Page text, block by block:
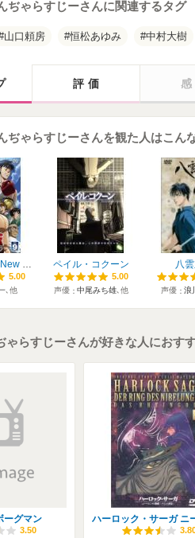
ぢゃらすじーさんに関連するタグ
山口頼房 恒松あゆみ 中村大樹
評価
ぢゃらすじーさんを観た人はこん
はじめの一歩 New Challenger
5.00
5.00
､他
ペイル・コクーン
5.00
5.00
声優 中尾みち雄､他
八
声優 浪
ゃらすじーさんが好きな人におす
ーグマン
3.50